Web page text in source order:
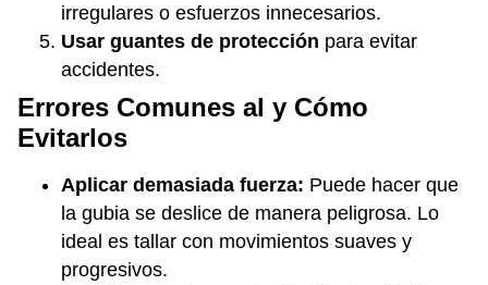
irregulares o esfuerzos innecesarios.
Usar guantes de protección para evitar
accidentes.
Errores Comunes al y Cómo
Evitarlos
Aplicar demasiada fuerza: Puede hacer que
la gubia se deslice de manera peligrosa. Lo
ideal es tallar con movimientos suaves y
progresivos.